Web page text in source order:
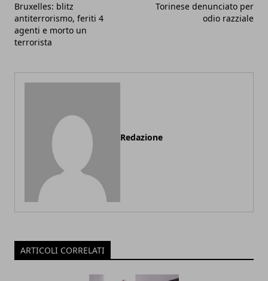
Bruxelles: blitz
antiterrorismo, feriti 4
agenti e morto un
terrorista
Torinese denunciato per
odio razziale
Redazione
ARTICOLI CORRELATI